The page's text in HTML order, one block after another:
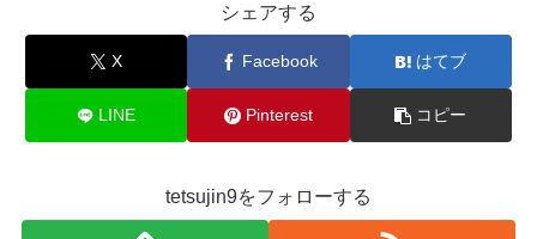
シェアする
X Facebook はてブ
LINE Pinterest コピー
tetsujin9をフォローする